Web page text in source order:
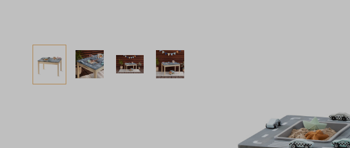
Bildergalerie überspringen